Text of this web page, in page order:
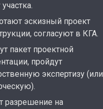
эскизный проект
согласуют в КГА.
пакет проектной
пройдут
экспертизу (или
разрешение на